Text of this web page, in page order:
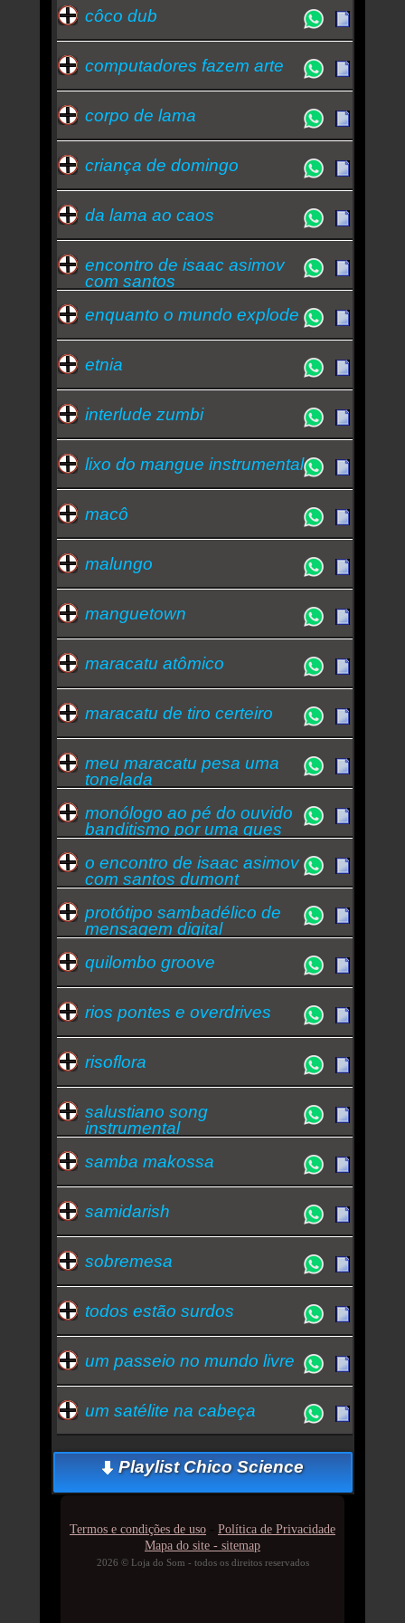
côco dub
computadores fazem arte
corpo de lama
criança de domingo
da lama ao caos
encontro de isaac asimov
com santos
enquanto o mundo explode
etnia
interlude zumbi
lixo do mangue instrumental
macô
malungo
manguetown
maracatu atômico
maracatu de tiro certeiro
meu maracatu pesa uma
tonelada
monólogo ao pé do ouvido
banditismo por uma ques
o encontro de isaac asimov
com santos dumont
protótipo sambadélico de
mensagem digital
quilombo groove
rios pontes e overdrives
risoflora
salustiano song
instrumental
samba makossa
samidarish
sobremesa
todos estão surdos
um passeio no mundo livre
um satélite na cabeça
Playlist Chico Science
Termos e condições de uso
Política de Privacidade
Mapa do site - sitemap
2026 © Loja do Som - todos os direitos reservados